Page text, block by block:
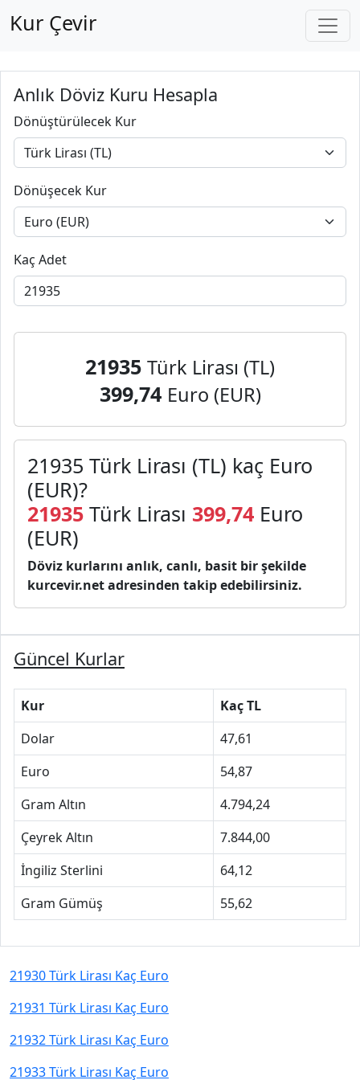
Kur Çevir
Anlık Döviz Kuru Hesapla
Dönüştürülecek Kur
Dönüşecek Kur
Kaç Adet
21935 Türk Lirası (TL)
399,74 Euro (EUR)
21935 Türk Lirası (TL) kaç Euro
(EUR)?
21935 Türk Lirası 399,74 Euro
(EUR)
Döviz kurlarını anlık, canlı, basit bir şekilde
kurcevir.net adresinden takip edebilirsiniz.
Güncel Kurlar
Kur
Kaç TL
Dolar
47,61
Euro
54,87
Gram Altın
4.794,24
Çeyrek Altın
7.844,00
İngiliz Sterlini
64,12
Gram Gümüş
55,62
21930 Türk Lirası Kaç Euro
21931 Türk Lirası Kaç Euro
21932 Türk Lirası Kaç Euro
21933 Türk Lirası Kaç Euro